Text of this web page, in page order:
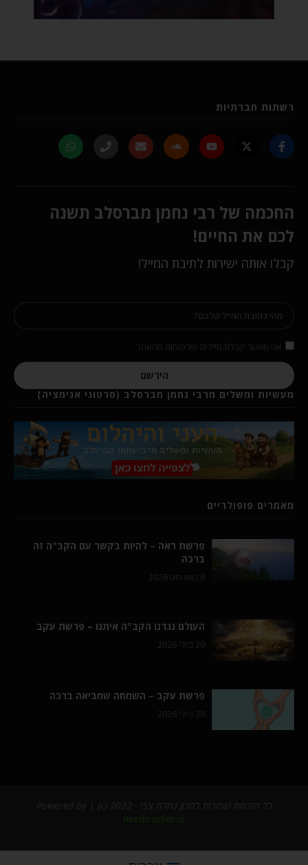
רשתות חברתיות
החכמה של רבי נחמן מברסלב תשנה
לכם את החיים!
קבלו אותה ישירות לתיבת המייל!
הירשם
מעשיות ומשלים מרבי נחמן מברסלב (סרטוני אנימציה)
מאמרים פופולריים
פרשת ראה – להיות בקשר עם הקב"ה זה
ברכה
6 באוגוסט 2026
העולם נגדנו הקב"ה איתנו – פרשת עקב
30 ביולי 2026
פרשת עקב – השמחה שמביאה ברכה
30 ביולי 2026
nextbracket.io